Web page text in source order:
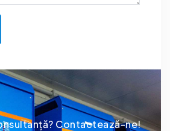
Contactează-ne!